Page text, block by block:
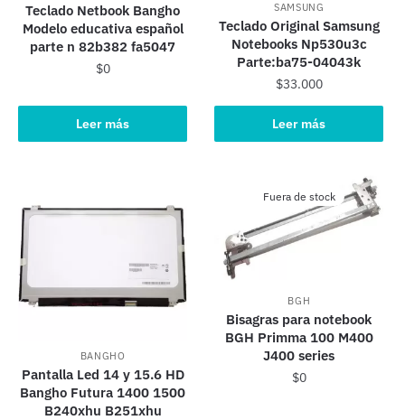
Teclado Netbook Bangho
Modelo educativa español
parte n 82b382 fa5047
$0
Leer más
SAMSUNG
Teclado Original Samsung
Notebooks Np530u3c
Parte:ba75-04043k
$33.000
Leer más
BANGHO
Pantalla Led 14 y 15.6 HD
Bangho Futura 1400 1500
B240xhu B251xhu
Fuera de stock
BGH
Bisagras para notebook
BGH Primma 100 M400
J400 series
$0